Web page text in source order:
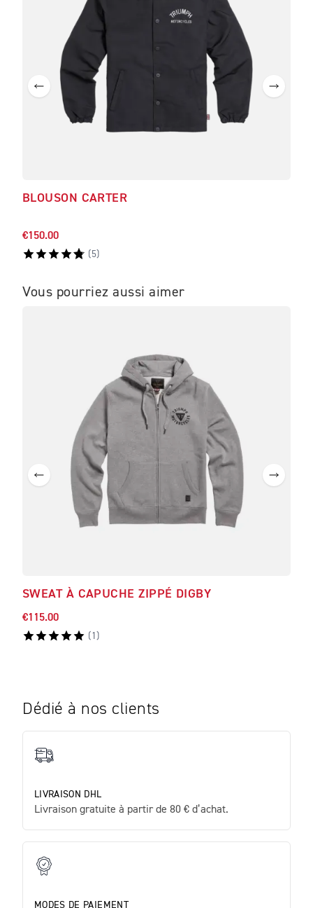
BLOUSON CARTER
€150.00
( 5)
Vous pourriez aussi aimer
SWEAT À CAPUCHE ZIPPÉ DIGBY
€115.00
( 1 )
Dédié à nos clients
LIVRAISON DHL
Livraison gratuite à partir de 80 € d’achat.
MODES DE PAIEMENT